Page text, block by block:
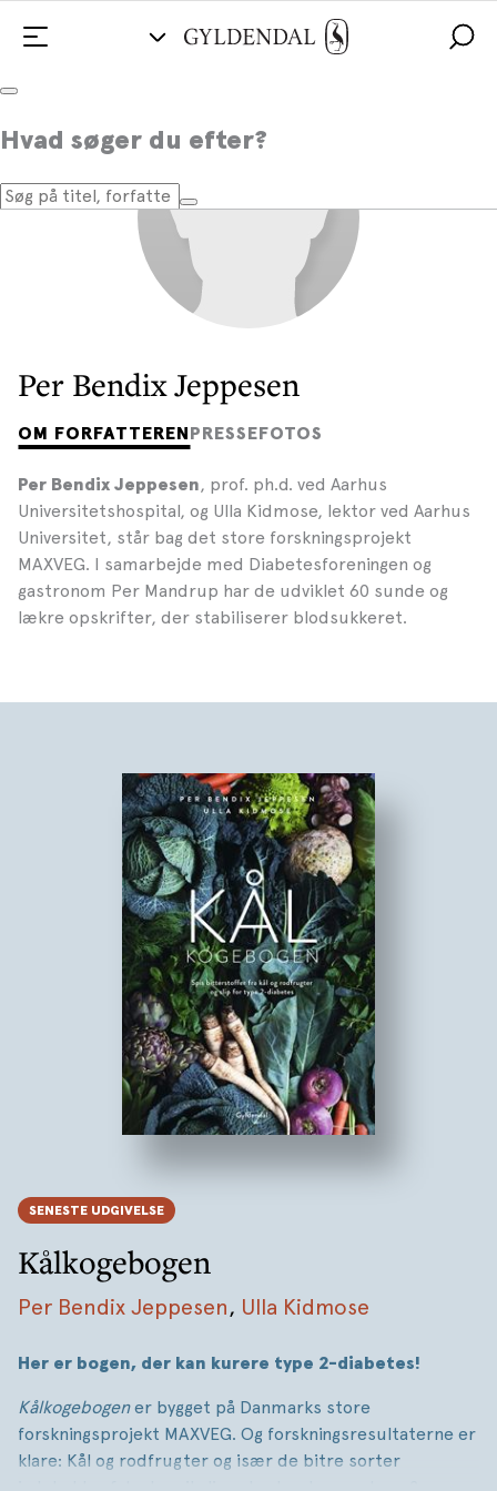
Hvad søger du efter?
Per Bendix Jeppesen
OM FORFATTERENPRESSEFOTOS
Per Bendix Jeppesen, prof. ph.d. ved Aarhus
Universitetshospital, og Ulla Kidmose, lektor ved Aarhus
Universitet, står bag det store forskningsprojekt
MAXVEG. I samarbejde med Diabetesforeningen og
gastronom Per Mandrup har de udviklet 60 sunde og
lækre opskrifter, der stabiliserer blodsukkeret.
SENESTE UDGIVELSE
Kålkogebogen
Per Bendix Jeppesen, Ulla Kidmose
Her er bogen, der kan kurere type 2-diabetes!
Kålkogebogener bygget på Danmarks store
forskningsprojekt MAXVEG. Og forskningsresultaterne er
klare: Kål og rodfrugter og især de bitre sorter